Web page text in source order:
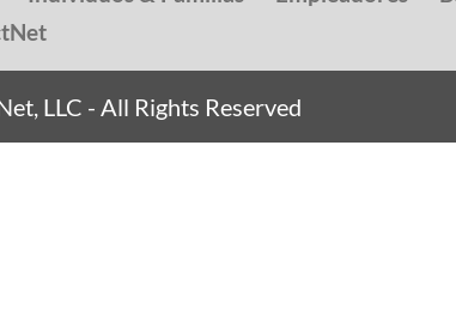
LLC - All Rights Reserved